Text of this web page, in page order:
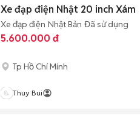
Xe đạp điện Nhật 20 inch Xám
Xe đạp điện Nhật Bản Đã sử dụng
5.600.000 đ
Tp Hồ Chí Minh
Thuy Bui